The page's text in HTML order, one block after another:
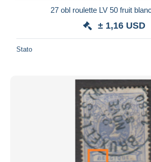
27 obl roulette LV 50 fruit
± 1,16 USD
Stato